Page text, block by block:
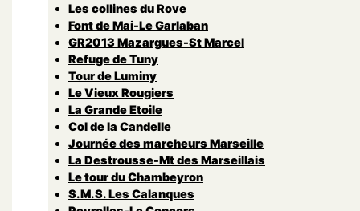
Les collines du Rove
Font de Mai-Le Garlaban
GR2013 Mazargues-St Marcel
Refuge de Tuny
Tour de Luminy
Le Vieux Rougiers
La Grande Etoile
Col de la Candelle
Journée des marcheurs Marseille
La Destrousse-Mt des Marseillais
Le tour du Chambeyron
S.M.S. Les Calanques